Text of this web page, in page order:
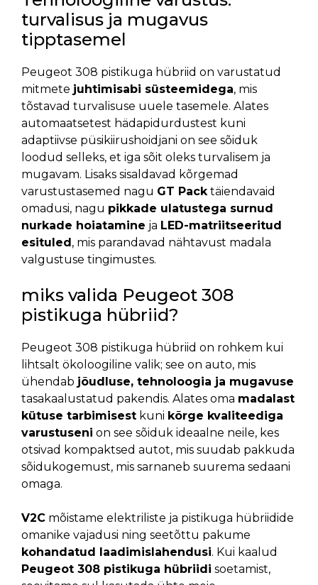
turvalisus ja mugavus
tipptasemel
Peugeot 308 pistikuga hübriid on varustatud
mitmete juhtimisabi süsteemidega, mis
tõstavad turvalisuse uuele tasemele. Alates
automaatsetest hädapidurdustest kuni
adaptiivse püsikiirushoidjani on see sõiduk
loodud selleks, et iga sõit oleks turvalisem ja
mugavam. Lisaks sisaldavad kõrgemad
varustustasemed nagu GT Pack täiendavaid
omadusi, nagu pikkade ulatustega surnud
nurkade hoiatamine ja LED-matriitseeritud
esituled, mis parandavad nähtavust madala
valgustuse tingimustes.
miks valida Peugeot 308
pistikuga hübriid?
Peugeot 308 pistikuga hübriid on rohkem kui
lihtsalt ökoloogiline valik; see on auto, mis
ühendab jõudluse, tehnoloogia ja mugavuse
tasakaalustatud pakendis. Alates oma madalast
kütuse tarbimisest kuni kõrge kvaliteediga
varustuseni on see sõiduk ideaalne neile, kes
otsivad kompaktsed autot, mis suudab pakkuda
sõidukogemust, mis sarnaneb suurema sedaani
omaga.
V2C mõistame elektriliste ja pistikuga hübriidide
omanike vajadusi ning seetõttu pakume
kohandatud laadimislahendusi. Kui kaalud
Peugeot 308 pistikuga hübriidi soetamist,